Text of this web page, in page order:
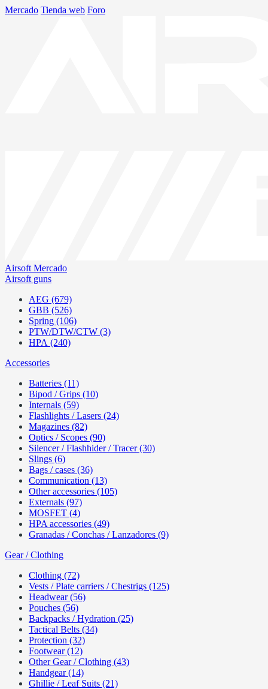
Mercado Tienda web Foro
Airsoft Mercado
Airsoft guns
AEG (679)
GBB (526)
Spring (106)
PTW/DTW/CTW (3)
HPA (240)
Accessories
Batteries (11)
Bipod / Grips (10)
Internals (59)
Flashlights / Lasers (24)
Magazines (82)
Optics / Scopes (90)
Silencer / Flashhider / Tracer (30)
Slings (6)
Bags / cases (36)
Communication (13)
Other accessories (105)
Externals (97)
MOSFET (4)
HPA accessories (49)
Granadas / Conchas / Lanzadores (9)
Gear / Clothing
Clothing (72)
Vests / Plate carriers / Chestrigs (125)
Headwear (56)
Pouches (56)
Backpacks / Hydration (25)
Tactical Belts (34)
Protection (32)
Footwear (12)
Other Gear / Clothing (43)
Handgear (14)
Ghillie / Leaf Suits (21)